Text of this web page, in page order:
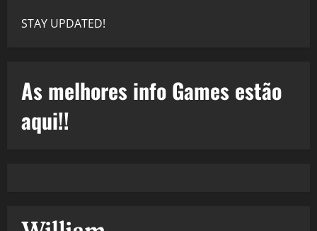
STAY UPDATED!
As melhores info Games estão
aqui!!